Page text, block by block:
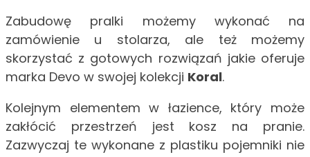
Zabudowę pralki możemy wykonać na
zamówienie u stolarza, ale też możemy
skorzystać z gotowych rozwiązań jakie oferuje
marka Devo w swojej kolekcji Koral.
Kolejnym elementem w łazience, który może
zakłócić przestrzeń jest kosz na pranie.
Zazwyczaj te wykonane z plastiku pojemniki nie